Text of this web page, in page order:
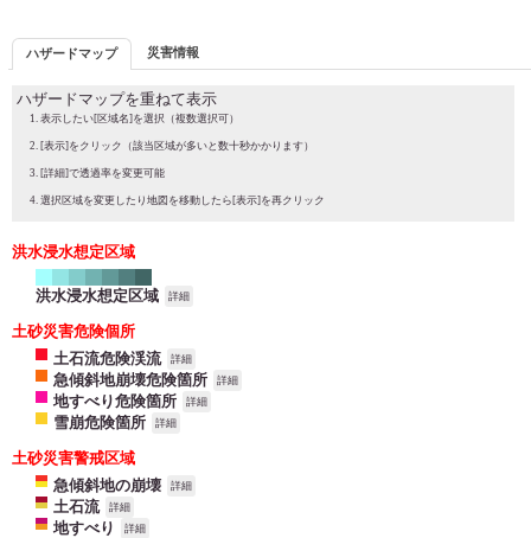
ハザードマップ 災害情報
ハザードマップを重ねて表示
表示したい[区域名]を選択（複数選択可）
[表示]をクリック（該当区域が多いと数十秒かかります）
[詳細]で透過率を変更可能
選択区域を変更したり地図を移動したら[表示]を再クリック
洪水浸水想定区域
洪水浸水想定区域 詳細
土砂災害危険個所
土石流危険渓流
詳細
急傾斜地崩壊危険箇所 詳細
地すべり危険箇所 詳細
雪崩危険箇所 詳細
土砂災害警戒区域
急傾斜地の崩壊
詳細
土石流 詳細
地すべり 詳細